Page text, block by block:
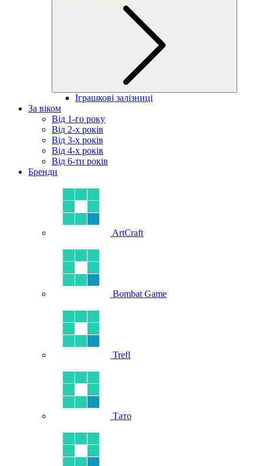
Іграшкові залізниці
За віком
Від 1-го року
Від 2-х років
Від 3-х років
Від 4-х років
Від 6-ти років
Бренди
ArtCraft
Bombat Game
Trefl
Тато